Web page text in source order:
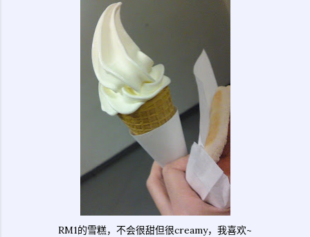
RM1的雪糕，不会很甜但很creamy，我喜欢~